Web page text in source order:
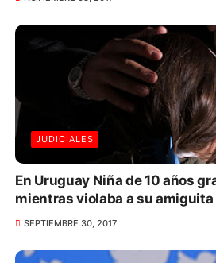
JUDICIALES
En Uruguay Niña de 10 años
mientras violaba a su amiguita
SEPTIEMBRE 30, 2017